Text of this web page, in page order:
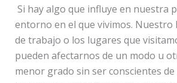
Si hay algo que influye en nuestra
entorno en el que vivimos. Nuestro
de trabajo o los lugares que
pueden afectarnos de un modo u
menor grado sin ser conscientes